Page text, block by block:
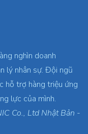
nghìn doanh
lý nhân sự. Đội ngũ
hỗ trợ hàng triệu ứng
lực của mình.
Co., Ltd Nhật Bản -